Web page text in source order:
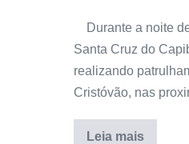
Durante a noite
Santa Cruz do
realizando
Cristóvão, nas
Leia mais